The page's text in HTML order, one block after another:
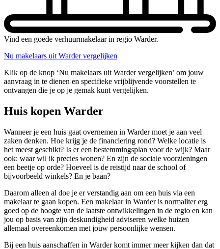
Vind een goede verhuurmakelaar in regio Warder.
Nu makelaars uit Warder vergelijken
Klik op de knop ‘Nu makelaars uit Warder vergelijken’ om jouw
aanvraag in te dienen en specifieke vrijblijvende voorstellen te
ontvangen die je op je gemak kunt vergelijken.
Huis kopen Warder
Wanneer je een huis gaat overnemen in Warder moet je aan veel
zaken denken. Hoe krijg je de financiering rond? Welke locatie is
het meest geschikt? Is er een bestemmingsplan voor de wijk? Maar
ook: waar wil ik precies wonen? En zijn de sociale voorzieningen
een beetje op orde? Hoeveel is de reistijd naar de school of
bijvoorbeeld winkels? En je baan?
Daarom alleen al doe je er verstandig aan om een huis via een
makelaar te gaan kopen. Een makelaar in Warder is normaliter erg
goed op de hoogte van de laatste ontwikkelingen in de regio en kan
jou op basis van zijn deskundigheid adviseren welke huizen
allemaal overeenkomen met jouw persoonlijke wensen.
Bij een huis aanschaffen in Warder komt immer meer kijken dan dat